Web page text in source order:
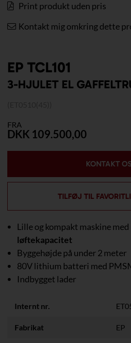
Print produkt uden pris
Kontakt mig omkring dette
EP TCL101
3-HJULET EL
FRA
DKK 109.500,00
KONTAKT
TILFØJ TIL
Lille og kompakt maskine med
løftekapacitet
Byggehøjde på under 2 meter
80V lithium batteri med
Indbygget lader
Internt nr.
Fabrikat EP